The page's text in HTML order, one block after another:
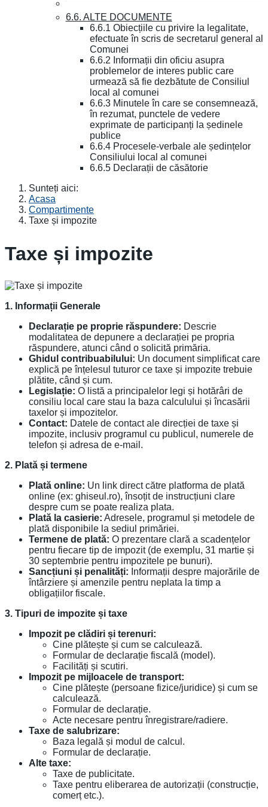
6.6. ALTE DOCUMENTE
6.6.1 Obiecțiile cu privire la legalitate,
efectuate în scris de secretarul general al
Comunei
6.6.2 Informații din oficiu asupra
problemelor de interes public care
urmează să fie dezbătute de Consiliul
local al comunei
6.6.3 Minutele în care se consemnează,
în rezumat, punctele de vedere
exprimate de participanți la ședinele
publice
6.6.4 Procesele-verbale ale ședințelor
Consiliului local al comunei
6.6.5 Declarații de căsătorie
Sunteți aici:
Acasa
Compartimente
Taxe și impozite
Taxe și impozite
1. Informații Generale
Declarație pe proprie răspundere: Descrie
modalitatea de depunere a declarației pe propria
răspundere, atunci când o solicită primăria.
Ghidul contribuabilului: Un document simplificat care
explică pe înțelesul tuturor ce taxe și impozite trebuie
plătite, când și cum.
Legislație: O listă a principalelor legi și hotărâri de
consiliu local care stau la baza calculului și încasării
taxelor și impozitelor.
Contact: Datele de contact ale direcției de taxe și
impozite, inclusiv programul cu publicul, numerele de
telefon și adresa de e-mail.
2. Plată și termene
Plată online: Un link direct către platforma de plată
online (ex: ghiseul.ro), însoțit de instrucțiuni clare
despre cum se poate realiza plata.
Plată la casierie: Adresele, programul și metodele de
plată disponibile la sediul primăriei.
Termene de plată: O prezentare clară a scadențelor
pentru fiecare tip de impozit (de exemplu, 31 martie și
30 septembrie pentru impozitele pe bunuri).
Sancțiuni și penalități: Informații despre majorările de
întârziere și amenzile pentru neplata la timp a
obligațiilor fiscale.
3. Tipuri de impozite și taxe
Impozit pe clădiri și terenuri:
Cine plătește și cum se calculează.
Formular de declarație fiscală (model).
Facilități și scutiri.
Impozit pe mijloacele de transport:
Cine plătește (persoane fizice/juridice) și cum se
calculează.
Formular de declarație.
Acte necesare pentru înregistrare/radiere.
Taxe de salubrizare:
Baza legală și modul de calcul.
Formular de declarație.
Alte taxe:
Taxe de publicitate.
Taxe pentru eliberarea de autorizații (construcție,
comerț etc.).